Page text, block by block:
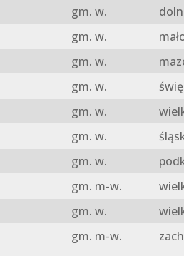
gm. w.
gm. w.
gm. w.
gm. w.
gm. w.
gm. w.
gm. w.
gm. m-w.
gm. w.
gm. m-w.